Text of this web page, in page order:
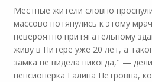
Местные жители словно
массово потянулись к этому
невероятно притягательному
живу в Питере уже 20 лет, а
замка не видела никогда," —
пенсионерка Галина Петровна,